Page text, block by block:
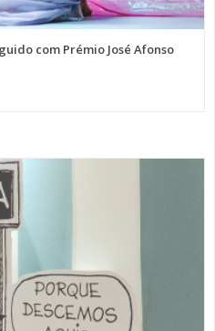
com Prémio José Afonso